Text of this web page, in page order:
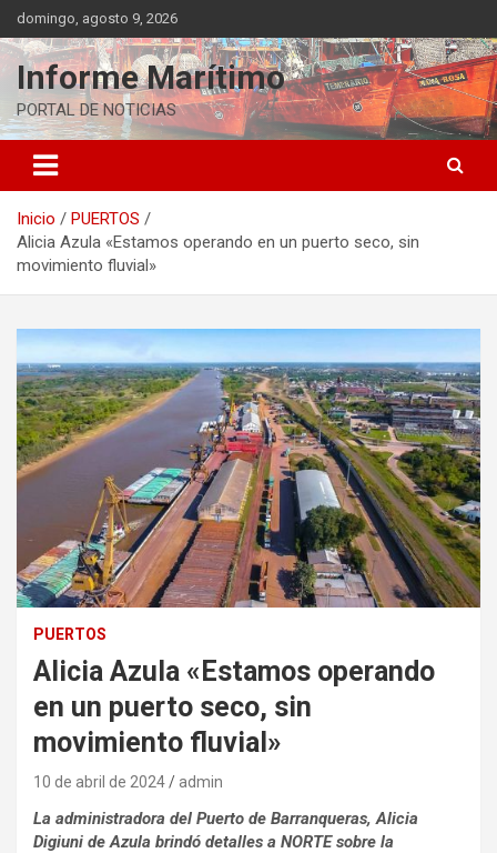
Saltar
al
contenido
domingo, agosto 9, 2026
Informe Marítimo
PORTAL DE NOTICIAS
Inicio
PUERTOS
Alicia Azula «Estamos operando en un puerto seco, sin
movimiento fluvial»
PUERTOS
Alicia Azula «Estamos operando
en un puerto seco, sin
movimiento fluvial»
10 de abril de 2024 admin
La administradora del Puerto de Barranqueras, Alicia
Digiuni de Azula brindó detalles a NORTE sobre la